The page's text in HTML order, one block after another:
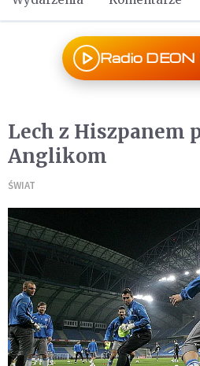
Radio
Lech z Hiszpanem
Anglikom
ŚWIAT